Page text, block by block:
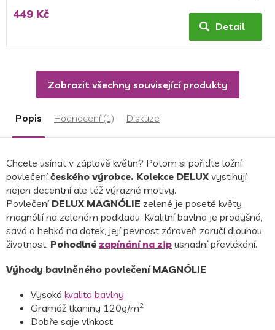
hodnocení
produktu
5,0
hvězdiček.
449 Kč
Detail
Zobrazit všechny související produkty
Popis Hodnocení (1) Diskuze
Chcete usínat v záplavě květin? Potom si pořiďte ložní
povlečeníčeského výrobce. Kolekce DELUX vystihují
nejen decentní ale též výrazné motivy.
Povlečení DELUX MAGNÓLIE zelené je poseté květy
magnólií na zeleném podkladu. Kvalitní bavlna je prodyšná,
savá a hebká na dotek, její pevnost zároveň zaručí dlouhou
životnost. Pohodlné zapínání na zip usnadní převlékání.
Výhody bavlněného povlečení MAGNÓLIE
Vysoká kvalita bavlny
Gramáž tkaniny 120g/m2
Dobře saje vlhkost